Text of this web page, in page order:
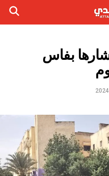
بفاس